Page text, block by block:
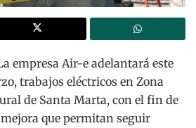
empresa Air-e adelantará este
trabajos eléctricos en Zona
de Santa Marta, con el fin de
que permitan seguir